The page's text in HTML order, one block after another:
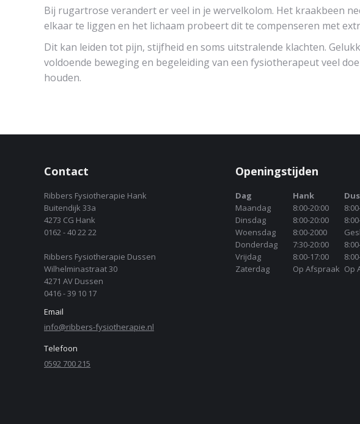
Bij rugartrose verandert er veel in je wervelkolom. Het kraakbeen
elkaar te liggen en het lichaam probeert dit te compenseren met
Dit kan leiden tot pijn, stijfheid en soms uitstralende klachten.
voldoende beweging en begeleiding van een fysiotherapeut veel
houden.
Contact
Ribbers Fysiotherapie Hank
Buitendijk 33a
4273 CG Hank
0162 - 40 22 22
Ribbers Fysiotherapie Dussen
Wilhelminastraat 30
4271 AV Dussen
0416 - 39 10 17
Email
info@ribbers-fysiotherapie.nl
Telefoon
0592 700 215
Openingstijden
Dag Hank
Maandag
8:00-20:00
Dinsdag
8:00-20:00
Woensdag
8:00-2000
Donderdag
7:30-20:00
Vrijdag
8:00-17:00
Zaterdag
Op Afspraak Op